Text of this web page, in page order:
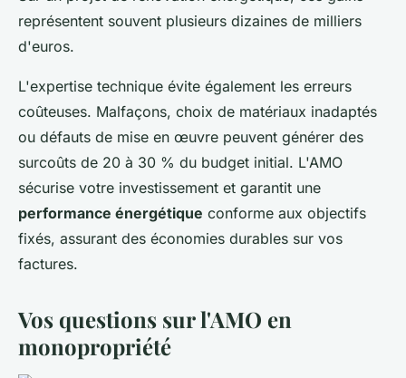
représentent souvent plusieurs dizaines de milliers
d'euros.
L'expertise technique évite également les erreurs
coûteuses. Malfaçons, choix de matériaux inadaptés
ou défauts de mise en œuvre peuvent générer des
surcoûts de 20 à 30 % du budget initial. L'AMO
sécurise votre investissement et garantit une
performance énergétique conforme aux objectifs
fixés, assurant des économies durables sur vos
factures.
Vos questions sur l'AMO en
monopropriété